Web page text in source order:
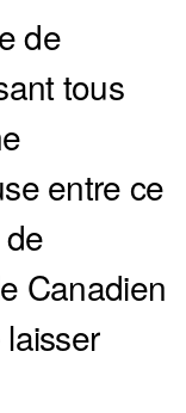
de
tous
entre ce
Canadien